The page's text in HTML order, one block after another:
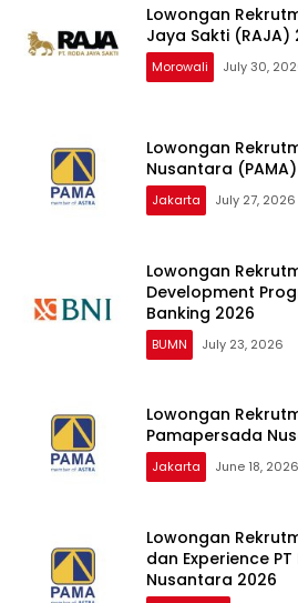
Lowongan
Jaya Sakti (RAJA)
Morowali July 30,
Lowongan
Nusantara
Jakarta July 27, 2026
Lowongan
Development
Banking 2026
BUMN July 23, 2026
Lowongan Rekrutmen Fresh
Pamapersada
Jakarta June 18, 2026
Lowongan
dan Experience
Nusantara 2026